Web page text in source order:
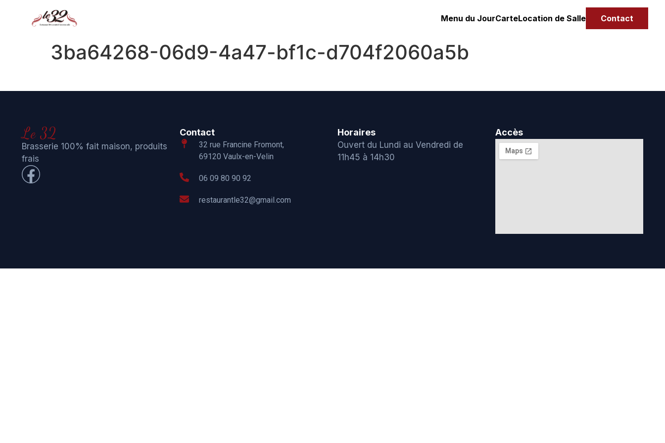
Menu du JourCarteLocation de Salle Contact
3ba64268-06d9-4a47-bf1c-d704f2060a5b
Le 32
Brasserie 100% fait maison, produits
frais
Contact
32 rue Francine Fromont,
69120 Vaulx-en-Velin
06 09 80 90 92
restaurantle32@gmail.com
Horaires
Ouvert du Lundi au Vendredi de
11h45 à 14h30
Accès